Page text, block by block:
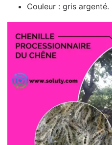
Couleur : gris argenté.